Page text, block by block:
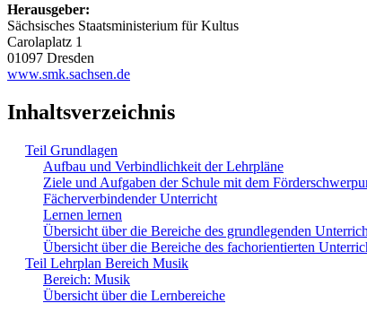
Herausgeber:
Sächsisches Staatsministerium für Kultus
Carolaplatz 1
01097 Dresden
www.smk.sachsen.de
Inhaltsverzeichnis
Teil Grundlagen
Aufbau und Verbindlichkeit der Lehrpläne
Ziele und Aufgaben der Schule mit dem
Fächerverbindender Unterricht
Lernen lernen
Übersicht über die Bereiche des grundlegenden
Übersicht über die Bereiche des fachorientierten
Teil Lehrplan Bereich Musik
Bereich: Musik
Übersicht über die Lernbereiche